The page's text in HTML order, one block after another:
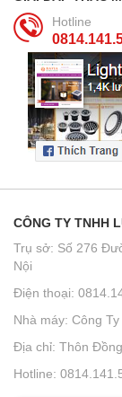
Hotline
CÔNG TY TNHH
Trụ sở: Số 276
Nội
Điện thoại:
Nhà máy: Công
Địa chỉ: Thôn
Hotline: